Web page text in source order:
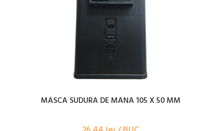
MASCA SUDURA DE MANA 105 X 50 MM